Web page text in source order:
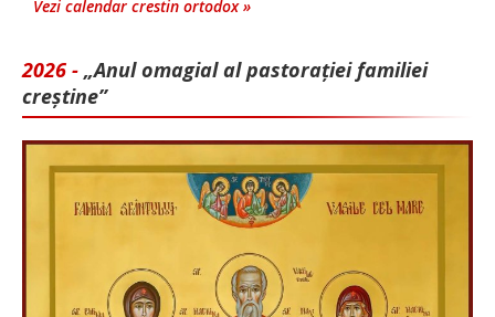
Vezi calendar crestin ortodox »
2026 - „Anul omagial al pastorației familiei
creștine”